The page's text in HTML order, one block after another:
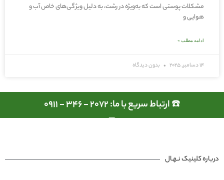
مشکلات پوستی است که به‌ویژه در رشت، به دلیل ویژگی‌های خاص آب و
هوایی و
ادامه مطلب »
14 دسامبر, 2025 بدون دیدگاه
☎️ ارتباط سریع با ما: 2072 - 346 - 0911
درباره کلینیک نـهـال